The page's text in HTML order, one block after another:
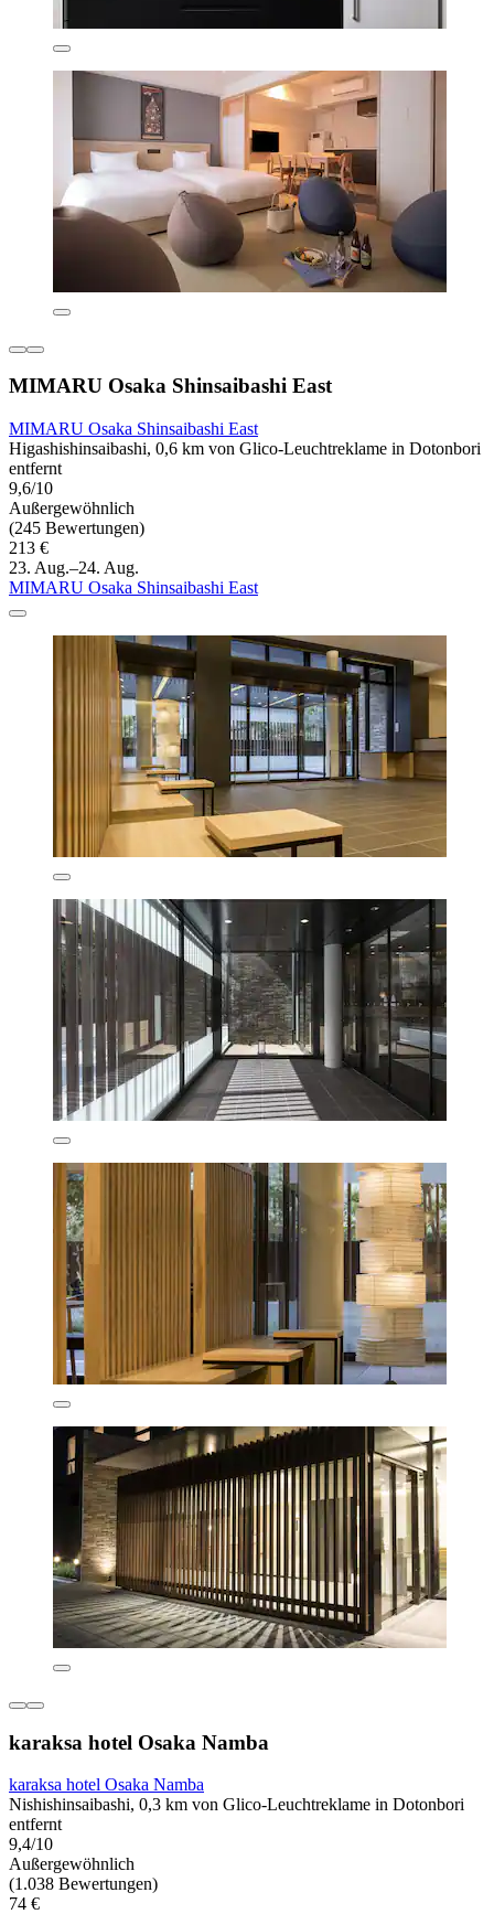
MIMARU Osaka Shinsaibashi East
MIMARU Osaka Shinsaibashi East
Higashishinsaibashi, 0,6 km von Glico-Leuchtreklame in Dotonbori
entfernt
9,6/10
Außergewöhnlich
(245 Bewertungen)
213 €
23. Aug.–24. Aug.
MIMARU Osaka Shinsaibashi East
karaksa hotel Osaka Namba
karaksa hotel Osaka Namba
Nishishinsaibashi, 0,3 km von Glico-Leuchtreklame in Dotonbori
entfernt
9,4/10
Außergewöhnlich
(1.038 Bewertungen)
74 €